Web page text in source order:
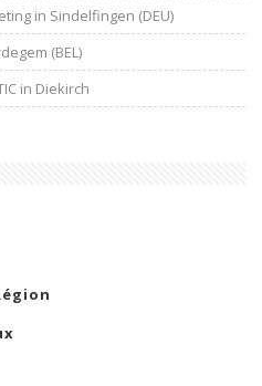
in Sindelfingen (DEU)
(BEL)
in Diekirch